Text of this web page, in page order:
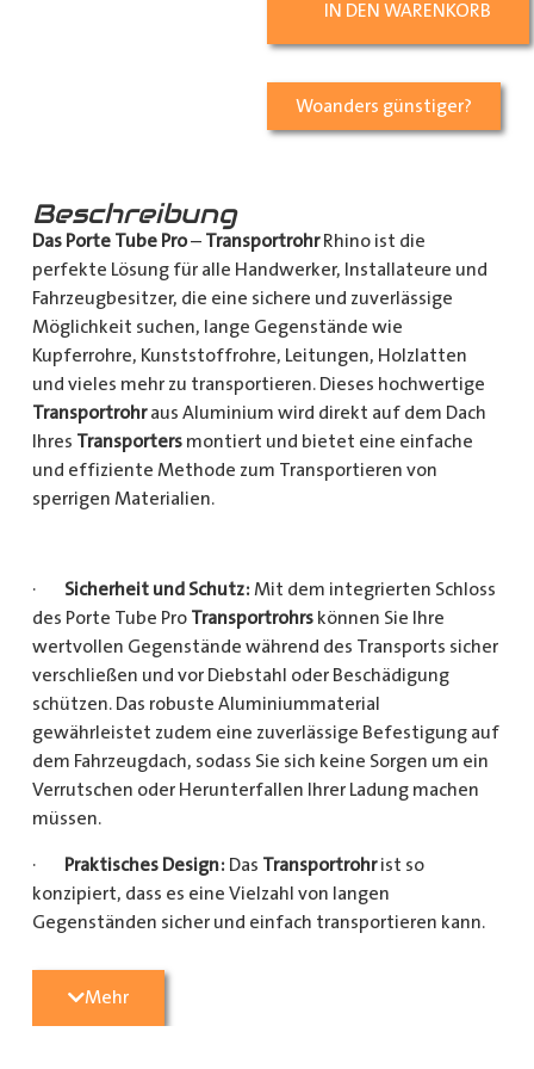
IN DEN WARENKORB
Woanders günstiger?
Beschreibung
Das Porte Tube Pro– TransportrohrRhino ist die
perfekte Lösung für alle Handwerker, Installateure und
Fahrzeugbesitzer, die eine sichere und zuverlässige
Möglichkeit suchen, lange Gegenstände wie
Kupferrohre, Kunststoffrohre, Leitungen, Holzlatten
und vieles mehr zu transportieren. Dieses hochwertige
Transportrohraus Aluminium wird direkt auf dem Dach
Ihres Transportersmontiert und bietet eine einfache
und effiziente Methode zum Transportieren von
sperrigen Materialien.
· Sicherheit und Schutz: Mit dem integrierten Schloss
des Porte Tube Pro Transportrohrskönnen Sie Ihre
wertvollen Gegenstände während des Transports sicher
verschließen und vor Diebstahl oder Beschädigung
schützen. Das robuste Aluminiummaterial
gewährleistet zudem eine zuverlässige Befestigung auf
dem Fahrzeugdach, sodass Sie sich keine Sorgen um ein
Verrutschen oder Herunterfallen Ihrer Ladung machen
müssen.
· Praktisches Design: Das Transportrohrist so
konzipiert, dass es eine Vielzahl von langen
Gegenständen sicher und einfach transportieren kann.
Kunststoffrohre für den Sanitärbereich oder Holzlatten
für den Bau benötigen, dieses
Mehr